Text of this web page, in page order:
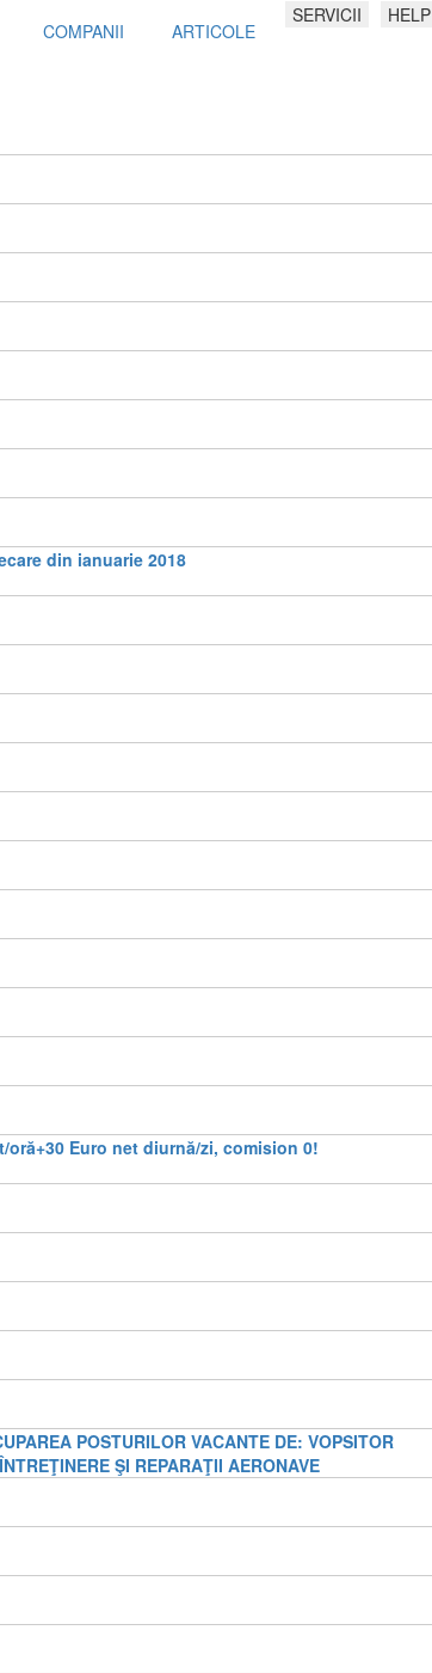
COMPANII ARTICOLE
SERVICII HELP
din ianuarie 2018
Euro net diurnă/zi, comision 0!
POSTURILOR VACANTE DE: VOPSITOR
ŞI REPARAŢII AERONAVE